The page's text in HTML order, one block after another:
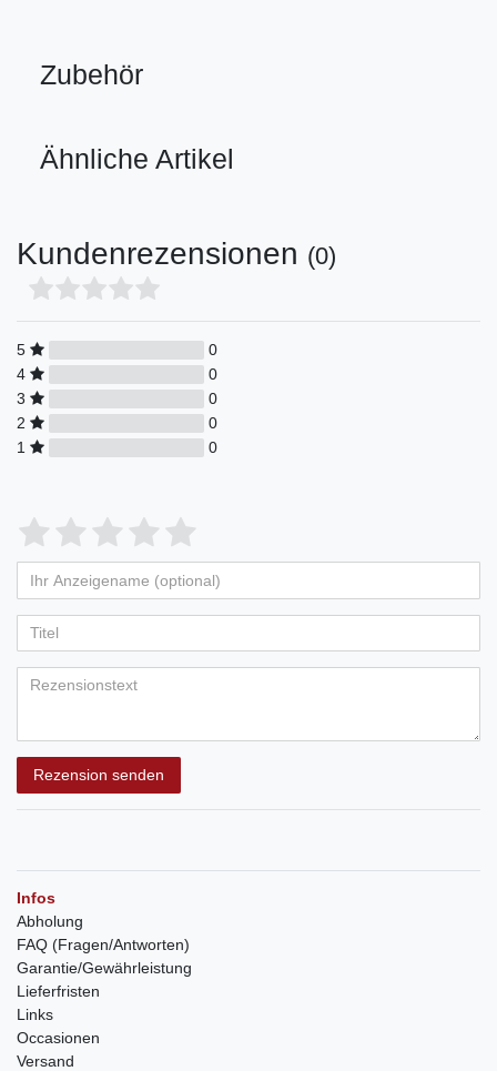
Zubehör
Ähnliche Artikel
Kundenrezensionen (0)
5
0
4
0
3
0
2
0
1
0
Rezension senden
Infos
Abholung
FAQ (Fragen/Antworten)
Garantie/Gewährleistung
Lieferfristen
Links
Occasionen
Versand